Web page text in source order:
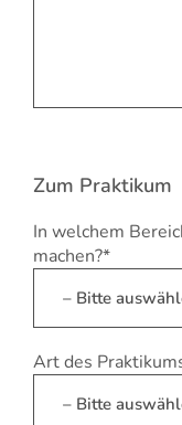
Zum Praktikum
In welchem
machen?*
Art des